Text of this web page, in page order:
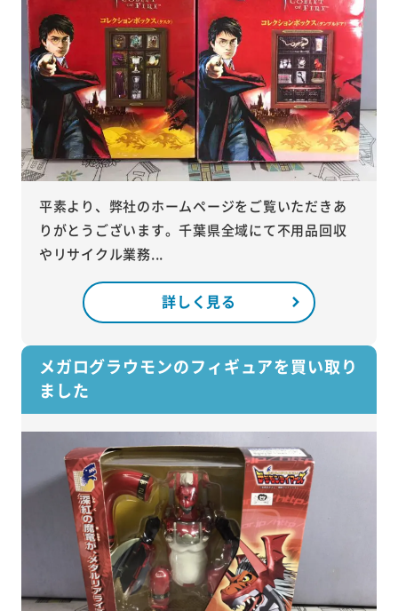
平素より、弊社のホームページをご覧いただきあ
りがとうございます。千葉県全域にて不用品回収
やリサイクル業務...
詳しく見る
メガログラウモンのフィギュアを買い取り
ました